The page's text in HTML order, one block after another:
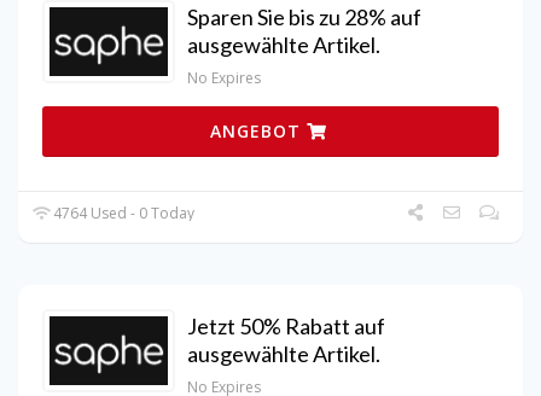
Sparen Sie bis zu 28% auf
ausgewählte Artikel.
No Expires
ANGEBOT
4764 Used - 0 Today
Jetzt 50% Rabatt auf
ausgewählte Artikel.
No Expires